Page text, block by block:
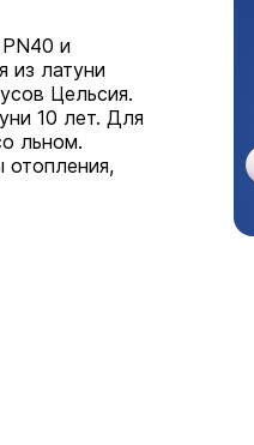
и
из латуни
Цельсия.
10 лет. Для
льном.
отопления,